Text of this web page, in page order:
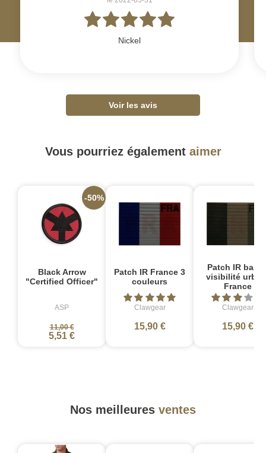
Nickel
Voir les avis
Vous pourriez également aimer
Black Arrow
"Certified Officer"
ASP
11,00 €
5,51 €
-50%
Patch IR France 3
couleurs
Clawgear
15,90 €
Patch IR
visibilité
France
Clawgear
15,90 €
Nos meilleures ventes